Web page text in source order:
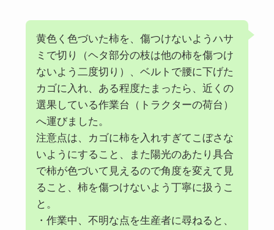
黄色く色づいた柿を、傷つけないようハサ
ミで切り（ヘタ部分の枝は他の柿を傷つけ
ないよう二度切り）、ベルトで腰に下げた
カゴに入れ、ある程度たまったら、近くの
選果している作業台（トラクターの荷台）
へ運びました。
注意点は、カゴに柿を入れすぎてこぼさな
いようにすること、また陽光のあたり具合
で柿が色づいて見えるので角度を変えて見
ること、柿を傷つけないよう丁寧に扱うこ
と。
・作業中、不明な点を生産者に尋ねると、